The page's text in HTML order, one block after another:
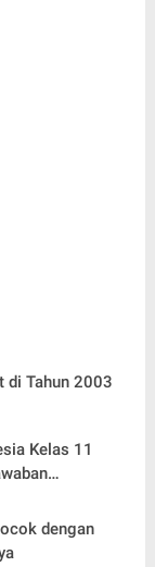
di Tahun 2003
Kelas 11
dengan